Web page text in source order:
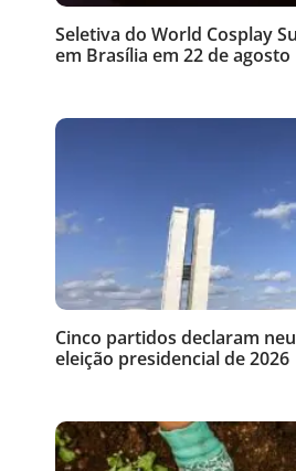
Seletiva do World Cosplay
em Brasília em 22 de agosto
Cinco partidos declaram
eleição presidencial de 2026